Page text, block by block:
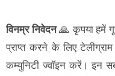
विनम्र निवेदन🙏 कृपया हमें
प्राप्त करने के लिए
कम्युनिटी ज्वॉइन करें। इन